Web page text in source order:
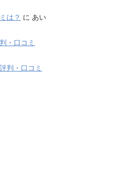
は？ に あい
・口コミ
判・口コミ